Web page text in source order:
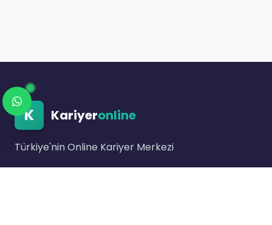
K Kariyeronline
Türkiye'nin Online Kariyer Merkezi